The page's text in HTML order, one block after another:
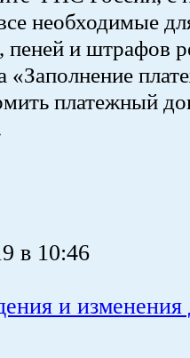
необходимые
пеней и штрафов
платежный
в 10:46
и